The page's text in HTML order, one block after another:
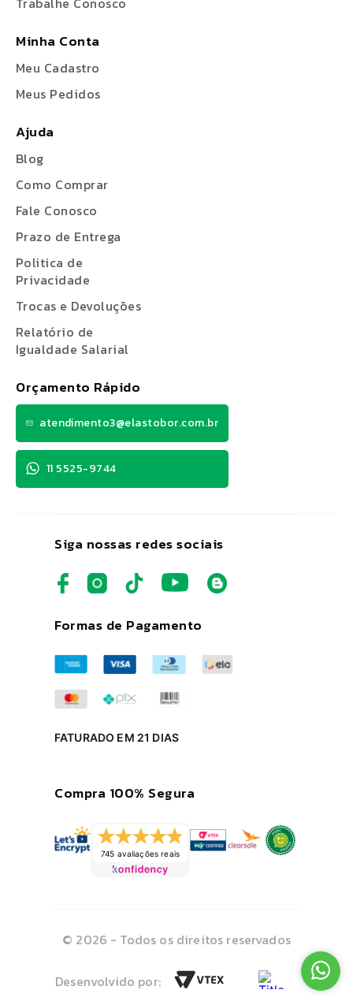
Siga nossas redes sociais
Formas de Pagamento
FATURADO EM 21 DIAS
Compra 100% Segura
745 avaliações reais
Minha Conta
Meu Cadastro
Meus Pedidos
Ajuda
Blog
Como Comprar
Fale Conosco
Prazo de Entrega
Politica de
Privacidade
Trocas e Devoluções
Relatório de
Igualdade Salarial
Orçamento Rápido
atendimento3@elastobor.com.br
11 5525-9744
© 2026 - Todos os direitos reservados
Desenvolvido por: